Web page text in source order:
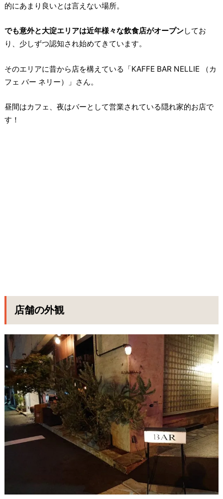
的にあまり良いとは言えない場所。
でも意外と大淀エリアは近年様々な飲食店がオープンしてお
り、少しずつ認知され始めてきています。
そのエリアに昔から店を構えている「KAFFE BAR NELLIE （カ
フェ バー ネリー）」さん。
昼間はカフェ、夜はバーとして営業されている隠れ家的お店で
す！
店舗の外観